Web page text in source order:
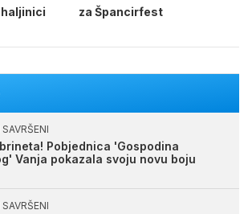
za Špancirfest
Pobjednica 'Gospodina
Vanja pokazala svoju novu boju